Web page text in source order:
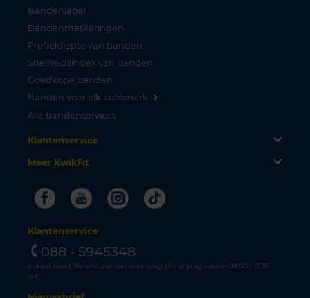
Bandenlabel
Bandenmarkeringen
Profieldiepte van banden
Snelheidsindex van banden
Goedkope banden
Banden voor elk automerk
Alle bandenservices
Klantenservice
Meer KwikFit
FacebookYoutubeInstagram
Tiktok
Klantenservice
088 - 5945348
Lokaal tarief. Bereikbaar van maandag t/m vrijdag tussen 08.00 - 17.30
uur.